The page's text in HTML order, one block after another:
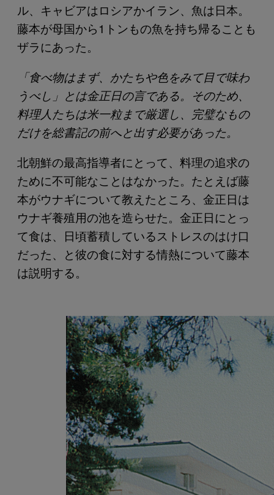
ル、キャビアはロシアかイラン、魚は日本。
藤本が母国から1トンもの魚を持ち帰ることも
ザラにあった。
「食べ物はまず、かたちや色をみて目で味わ
うべし」とは金正日の言である。そのため、
料理人たちは米一粒まで厳選し、完璧なもの
だけを総書記の前へと出す必要があった。
北朝鮮の最高指導者にとって、料理の追求の
ために不可能なことはなかった。たとえば藤
本がウナギについて教えたところ、金正日は
ウナギ養殖用の池を造らせた。金正日にとっ
て食は、日頃蓄積しているストレスのはけ口
だった、と彼の食に対する情熱について藤本
は説明する。